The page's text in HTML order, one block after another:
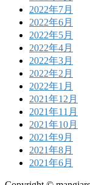
2022年7月
2022年6月
2022年5月
2022年4月
2022年3月
2022年2月
2022年1月
2021年12月
2021年11月
2021年10月
2021年9月
2021年8月
2021年6月